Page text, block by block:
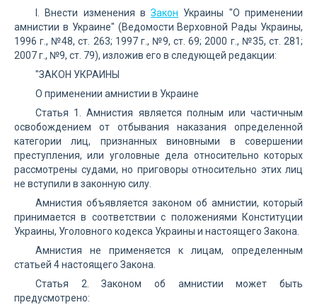
I. Внести изменения вЗакон Украины "О применении
амнистии в Украине" (Ведомости Верховной Рады Украины,
1996 г., №48, ст. 263; 1997 г., №9, ст. 69; 2000 г., №35, ст. 281;
2007 г., №9, ст. 79), изложив его в следующей редакции:
"ЗАКОН УКРАИНЫ
О применении амнистии в Украине
Статья 1. Амнистия является полным или частичным
освобождением от отбывания наказания определенной
категории лиц, признанных виновными в совершении
преступления, или уголовные дела относительно которых
рассмотрены судами, но приговоры относительно этих лиц
не вступили в законную силу.
Амнистия объявляется законом об амнистии, который
принимается в соответствии с положениями Конституции
Украины, Уголовного кодекса Украины и настоящего Закона.
Амнистия не применяется к лицам, определенным
статьей 4 настоящего Закона.
Статья 2. Законом об амнистии может быть
предусмотрено: